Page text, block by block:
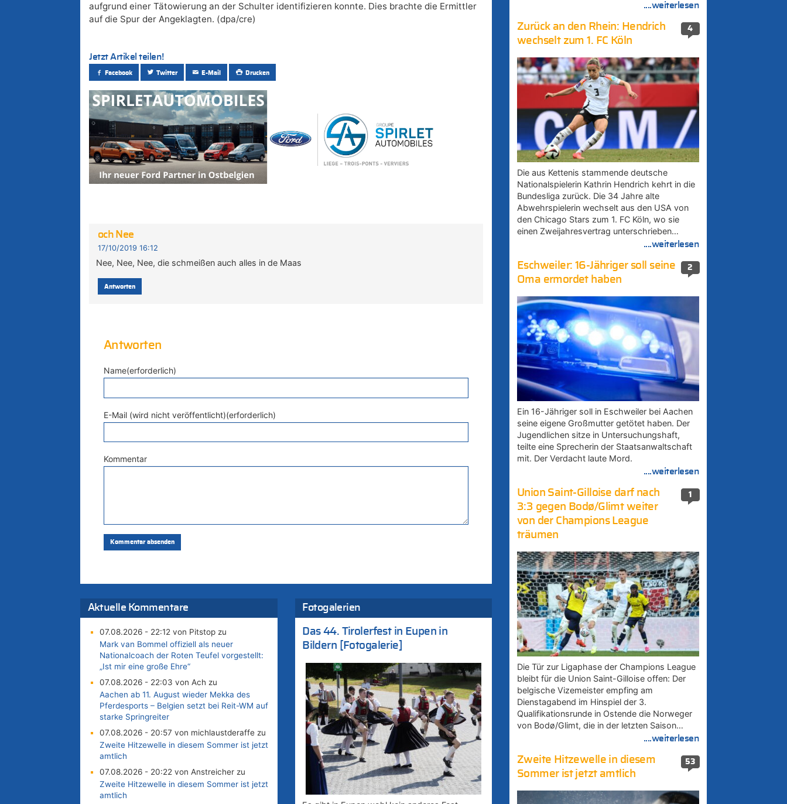
aufgrund einer Tätowierung an der Schulter identifizieren konnte. Dies brachte die Ermittler
auf die Spur der Angeklagten. (dpa/cre)
Jetzt Artikel teilen!
Facebook Twitter E-Mail Drucken
och Nee
17/10/2019 16:12
Nee, Nee, Nee, die schmeißen auch alles in de Maas
Antworten
Antworten
Name(erforderlich)
E-Mail (wird nicht veröffentlicht)(erforderlich)
Kommentar
Aktuelle Kommentare
07.08.2026 - 22:12 von Pitstop zu
Mark van Bommel offiziell als neuer
Nationalcoach der Roten Teufel vorgestellt:
„Ist mir eine große Ehre“
07.08.2026 - 22:03 von Ach zu
Aachen ab 11. August wieder Mekka des
Pferdesports – Belgien setzt bei Reit-WM auf
starke Springreiter
07.08.2026 - 20:57 von michlaustderaffe zu
Zweite Hitzewelle in diesem Sommer ist jetzt
amtlich
07.08.2026 - 20:22 von Anstreicher zu
Zweite Hitzewelle in diesem Sommer ist jetzt
amtlich
Fotogalerien
Das 44. Tirolerfest in Eupen in
Bildern [Fotogalerie]
....weiterlesen
4
Zurück an den Rhein: Hendrich
wechselt zum 1. FC Köln
Die aus Kettenis stammende deutsche
Nationalspielerin Kathrin Hendrich kehrt in die
Bundesliga zurück. Die 34 Jahre alte
Abwehrspielerin wechselt aus den USA von
den Chicago Stars zum 1. FC Köln, wo sie
einen Zweijahresvertrag unterschrieben…
....weiterlesen
2
Eschweiler: 16-Jähriger soll seine
Oma ermordet haben
Ein 16-Jähriger soll in Eschweiler bei Aachen
seine eigene Großmutter getötet haben. Der
Jugendlichen sitze in Untersuchungshaft,
teilte eine Sprecherin der Staatsanwaltschaft
mit. Der Verdacht laute Mord.
....weiterlesen
1
Union Saint-Gilloise darf nach
3:3 gegen Bodø/Glimt weiter
von der Champions League
träumen
Die Tür zur Ligaphase der Champions League
bleibt für die Union Saint-Gilloise offen: Der
belgische Vizemeister empfing am
Dienstagabend im Hinspiel der 3.
Qualifikationsrunde in Ostende die Norweger
von Bodø/Glimt, die in der letzten Saison…
....weiterlesen
53
Zweite Hitzewelle in diesem
Sommer ist jetzt amtlich